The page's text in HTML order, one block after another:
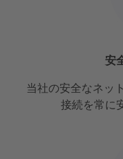
安
当社の安全なネッ
接続を常に